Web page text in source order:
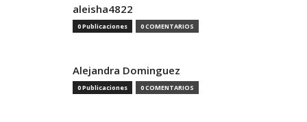
aleisha4822
0 Publicaciones 0 COMENTARIOS
Alejandra Dominguez
0 Publicaciones 0 COMENTARIOS